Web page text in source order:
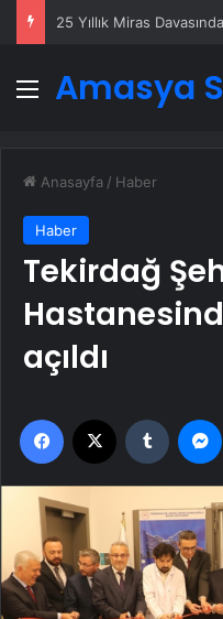
Menü
Amasya
Anasayfa / Haber
Haber
Tekirdağ
açıldı
Facebook Tumblr